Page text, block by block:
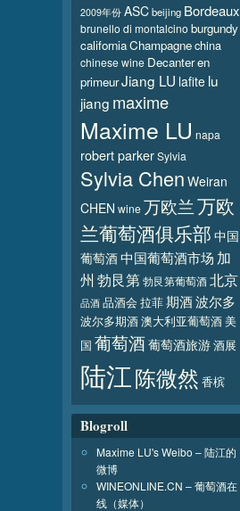
2009年份 ASCbeijing Bordeaux
brunello di montalcinoburgundy
californiaChampagnechina
chinese wine Decanteren
primeurJiang LU lafite lu
jiang maxime
Maxime LU napa
robert parkerSylvia
Sylvia Chen Weiran
CHEN wine万欧兰万欧
兰葡萄酒俱乐部中国
葡萄酒中国葡萄酒市场 加
州 勃艮第勃艮第葡萄酒北京
品酒品酒会 拉菲期酒波尔多
波尔多期酒澳大利亚葡萄酒美
国 葡萄酒葡萄酒旅游酒展
陆江陈微然 香槟
Blogroll
Maxime LU's Weibo – 陆江的
微博
WINEONLINE.CN – 葡萄酒在
线（媒体）